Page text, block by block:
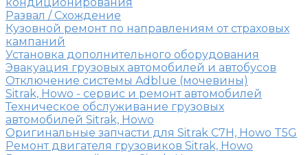
Развал / Схождение
Кузовной ремонт по направлениям от страховых
кампаний
Установка дополнительного оборудования
Эвакуация грузовых автомобилей и автобусов
Отключение системы Adblue (мочевины)
Sitrak, Howo - сервис и ремонт автомобилей
Техническое обслуживание грузовых
автомобилей Sitrak, Howo
Оригинальные запчасти для Sitrak C7H, Howo T5G
Ремонт двигателя грузовиков Sitrak, Howo